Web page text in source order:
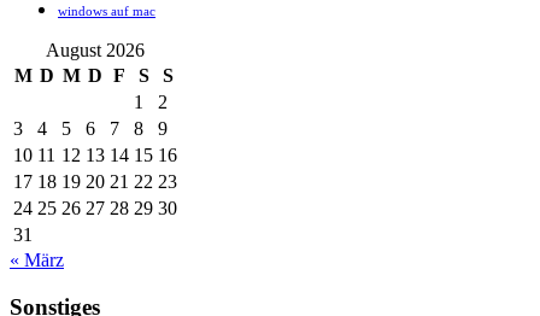
windows auf mac
August 2026
M D M D F S
S
1
2
3
4 5 6 7 8
9
10 11 12 13 14 15 16
17 18 19 20 21 22 23
24 25 26 27 28 29 30
31
« März
Sonstiges